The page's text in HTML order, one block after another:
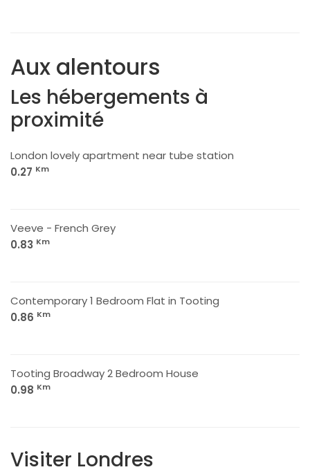
Aux alentours
Les hébergements à
proximité
London lovely apartment near tube station
0.27 Km
Veeve - French Grey
0.83 Km
Contemporary 1 Bedroom Flat in Tooting
0.86 Km
Tooting Broadway 2 Bedroom House
0.98 Km
Visiter Londres